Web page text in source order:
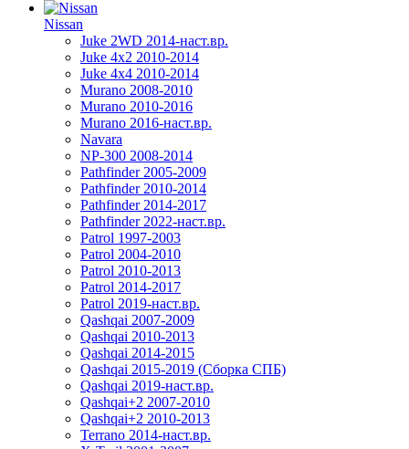
Nissan
Juke 2WD 2014-наст.вр.
Juke 4x2 2010-2014
Juke 4x4 2010-2014
Murano 2008-2010
Murano 2010-2016
Murano 2016-наст.вр.
Navara
NP-300 2008-2014
Pathfinder 2005-2009
Pathfinder 2010-2014
Pathfinder 2014-2017
Pathfinder 2022-наст.вр.
Patrol 1997-2003
Patrol 2004-2010
Patrol 2010-2013
Patrol 2014-2017
Patrol 2019-наст.вр.
Qashqai 2007-2009
Qashqai 2010-2013
Qashqai 2014-2015
Qashqai 2015-2019 (Сборка СПБ)
Qashqai 2019-наст.вр.
Qashqai+2 2007-2010
Qashqai+2 2010-2013
Terrano 2014-наст.вр.